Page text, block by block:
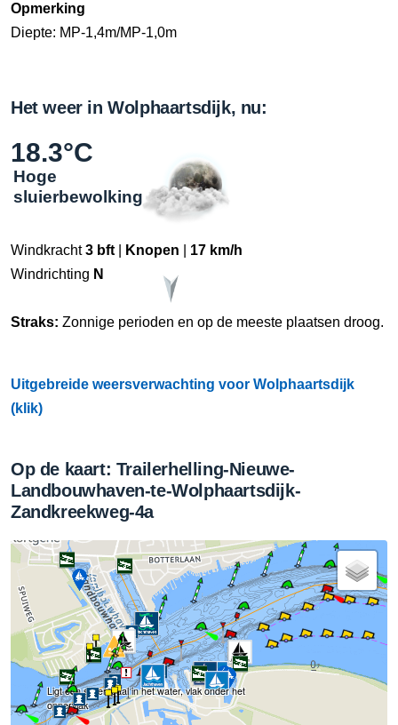
Opmerking
Diepte: MP-1,4m/MP-1,0m
Het weer in Wolphaartsdijk, nu:
18.3°C
Hoge
sluierbewolking
Windkracht3 bft Knopen
17 km/h
Windrichting N
Straks: Zonnige perioden en op de meeste plaatsen droog.
Uitgebreide weersverwachting voor Wolphaartsdijk
(klik)
Op de kaart: Trailerhelling-Nieuwe-
Landbouwhaven-te-Wolphaartsdijk-
Zandkreekweg-4a
Ligt een stalen paal in het water, vlak onder het
oppervlak